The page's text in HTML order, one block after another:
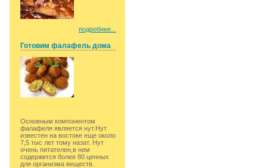
подробнее...
Готовим фалафель дома
Основным компонентом
фалафеля является нут.Нут
известен на востоке еще около
7,5 тыс лет тому назат. Нут
очень питателен,в нем
содержится более 80 ценных
для организма веществ.